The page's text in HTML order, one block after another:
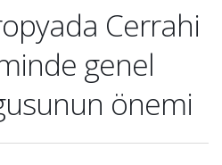
Cerrahi
genel
önemi